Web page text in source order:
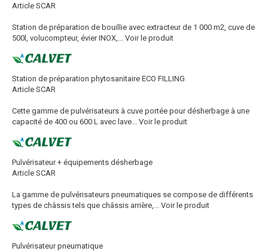
Article SCAR
Station de préparation de bouillie avec extracteur de 1 000 m2, cuve de
500l, volucompteur, évier INOX,...
Voir le produit
Station de préparation phytosanitaire ECO FILLING
Article SCAR
Cette gamme de pulvérisateurs à cuve portée pour désherbage à une
capacité de 400 ou 600 L avec lave...
Voir le produit
Pulvérisateur + équipements désherbage
Article SCAR
La gamme de pulvérisateurs pneumatiques se compose de différents
types de châssis tels que châssis arrière,...
Voir le produit
Pulvérisateur pneumatique